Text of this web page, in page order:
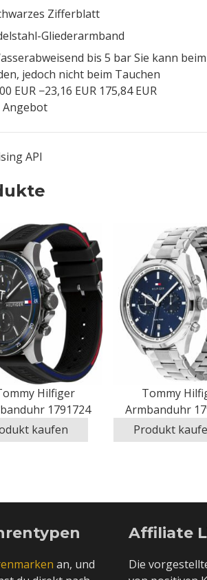
Zifferblatt
Gliederarmband
bis 5 bar Sie kann
jedoch nicht beim Tauchen
EUR −23,16 EUR 175,84 EUR
Angebot
API
Hilfiger
1791724
kaufen
Tommy
Armbanduhr
Produkt
an, und
Affiliate
Die